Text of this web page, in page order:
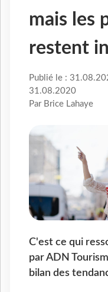
mais les
restent
Publié le :
31.08.2020
Par Brice Lahaye
C'est ce qui
par ADN
bilan des